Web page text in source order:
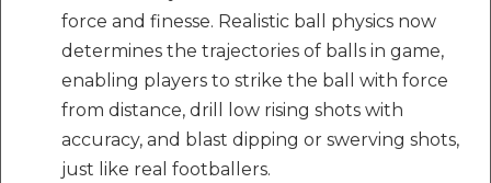
force and finesse. Realistic ball physics now
determines the trajectories of balls in game,
enabling players to strike the ball with force
from distance, drill low rising shots with
accuracy, and blast dipping or swerving shots,
just like real footballers.